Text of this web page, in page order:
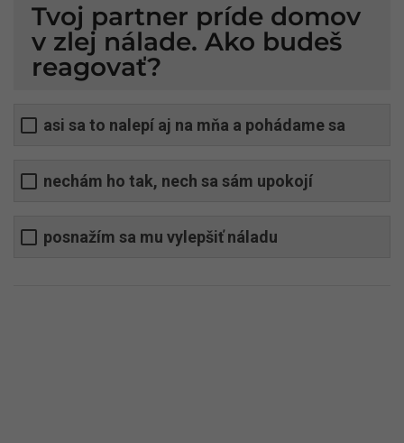
Tvoj partner príde domov
v zlej nálade. Ako budeš
reagovať?
asi sa to nalepí aj na mňa a pohádame sa
nechám ho tak, nech sa sám upokojí
posnažím sa mu vylepšiť náladu